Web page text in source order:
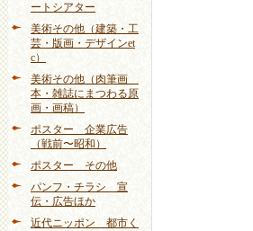
ートシアター
美術その他（建築・工
芸・版画・デザインet
c）
美術その他（肉筆画
本・雑誌にまつわる原
画・画稿）
ポスター 企業広告
（戦前〜昭和）
ポスター その他
パンフ・チラシ 宣
伝・広告ほか
近代ニッポン 都市く